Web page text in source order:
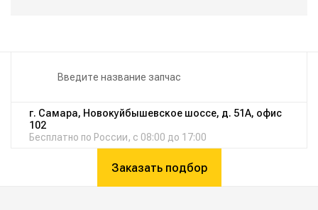
г. Самара, Новокуйбышевское шоссе, д. 51А, офис
102
Бесплатно по России, с 08:00 до 17:00
Заказать подбор